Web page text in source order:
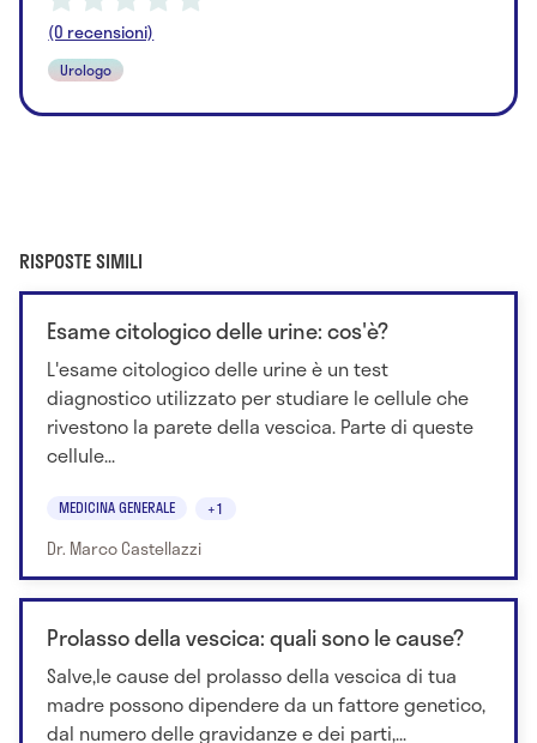
(0 recensioni)
Urologo
RISPOSTE SIMILI
Esame citologico delle urine: cos'è?
L'esame citologico delle urine è un test
diagnostico utilizzato per studiare le cellule che
rivestono la parete della vescica. Parte di queste
cellule...
MEDICINA GENERALE +1
Dr. Marco Castellazzi
Prolasso della vescica: quali sono le cause?
Salve,le cause del prolasso della vescica di tua
madre possono dipendere da un fattore genetico,
dal numero delle gravidanze e dei parti,...